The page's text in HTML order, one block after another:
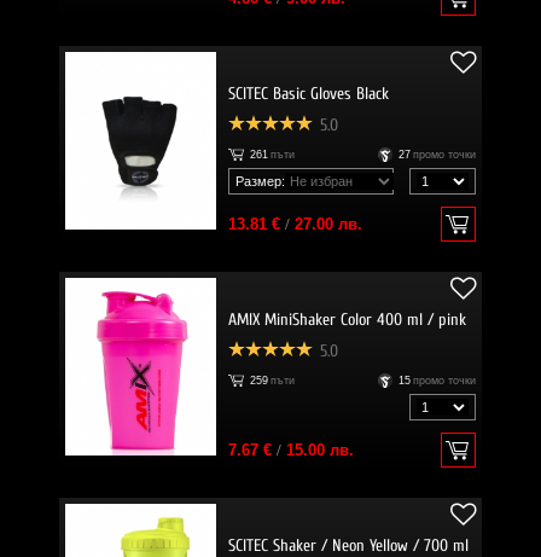
SCITEC Basic Gloves Black
5.0
261 пъти 27 промо точки
Размер:
13.81 €/ 27.00 лв.
AMIX MiniShaker Color 400 ml / pink
5.0
259 пъти 15 промо точки
7.67 €/ 15.00 лв.
SCITEC Shaker / Neon Yellow / 700 ml